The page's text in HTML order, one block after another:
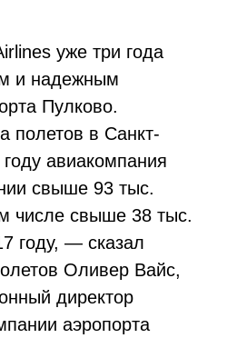
уже три года
и надежным
Пулково.
полетов в Санкт-
авиакомпания
свыше 93 тыс.
числе свыше 38 тыс.
году, — сказал
Оливер Вайс,
директор
аэропорта